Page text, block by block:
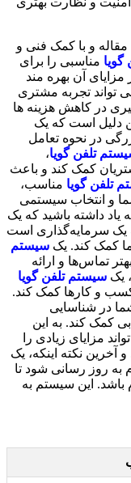
مقاله و با کمک فنی و
مناسبی را برای
آن بهره مند
تواند تجربه مشتری
در کاهش هزینه ها
دلیل است که یک
در نحوه تعامل
تلفن گویا،
کمک کند و باعث
تلفن گویا مناسب،
و انتخاب سیستمی
یاد داشته باشید که یک
یک سرمایه‌گذاری است
کمک کند. یک سیستم
تماس‌ها و ارائه
یک سیستم تلفن گویا
کسب و کارها کمک کند.
در شناسایی
کمک کند. به این
مزایای زیادی را
نکته اینکه، یک
به روز رسانی شود تا
باشد. این سیستم به